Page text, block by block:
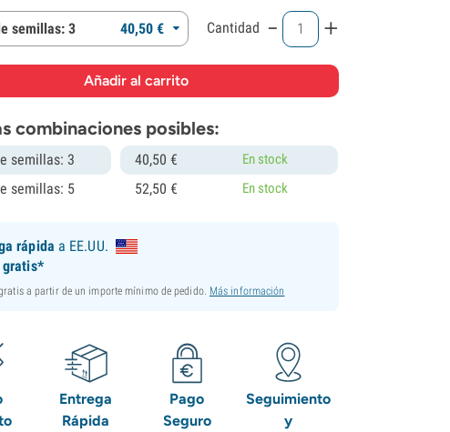
semillas: 3 40,50 € Cantidad - +
combinaciones posibles:
semillas: 3 40,50 € En stock
semillas: 5 52,50 € En stock
rápida a EE.UU.
gratis*
a partir de un importe mínimo de pedido. Más información
Entrega
Rápida
Pago
Seguro
Seguimiento
y